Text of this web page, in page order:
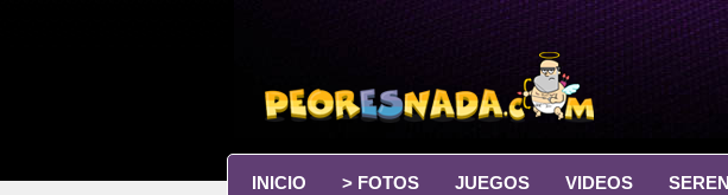
INICIO > FOTOS JUEGOS VIDEOS